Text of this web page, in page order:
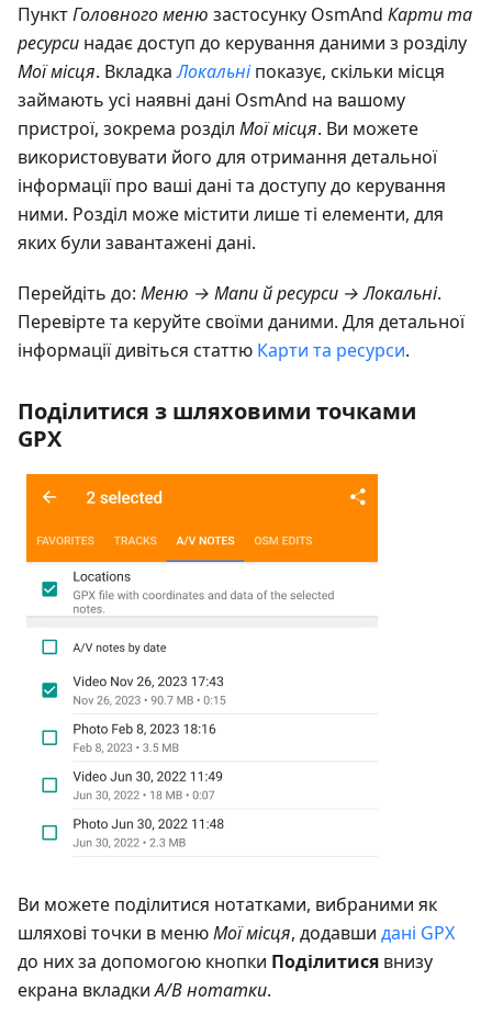
ПунктГоловного меню застосунку OsmAnd Карти та
ресурси надає доступ до керування даними з розділу
Мої місця. ВкладкаЛокальніпоказує, скільки місця
займають усі наявні дані OsmAnd на вашому
пристрої, зокрема розділ Мої місця. Ви можете
використовувати його для отримання детальної
інформації про ваші дані та доступу до керування
ними. Розділ може містити лише ті елементи, для
яких були завантажені дані.
Перейдіть до: Меню → Мапи й ресурси → Локальні.
Перевірте та керуйте своїми даними. Для детальної
інформації дивіться статтю Карти та ресурси.
Поділитися з шляховими точками
GPX
Ви можете поділитися нотатками, вибраними як
шляхові точки в менюМої місця, додавши дані GPX
до них за допомогою кнопки Поділитися внизу
екрана вкладкиА/В нотатки.